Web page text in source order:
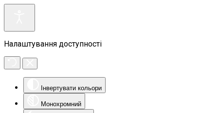
Налаштування доступності
Інвертувати кольори
Монохромний